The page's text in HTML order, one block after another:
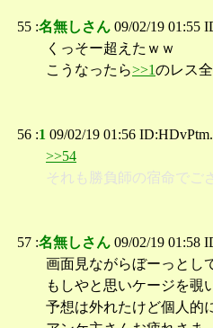
55 :名無しさん 09/02/19 01:55
くっそー超えたｗｗ
こうなったら>>1のレス
56 :1 09/02/19 01:56
>>54
それも勝負師の宿命でご
57 :名無しさん 09/02/19 01:58
画面見ながらぼーっとし
もしやと思いケージを覗
予想は外れたけど個人的